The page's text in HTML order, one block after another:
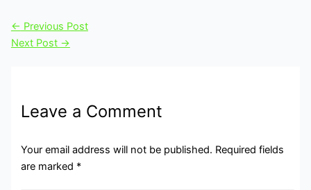
← Previous Post
Next Post →
Leave a Comment
Your email address will not be published. Required fields
are marked *